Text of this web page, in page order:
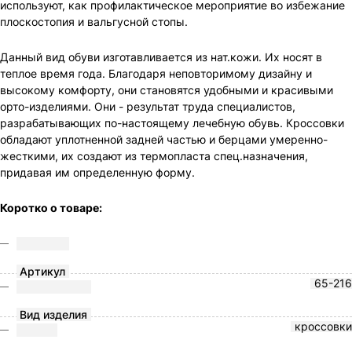
используют, как профилактическое мероприятие во избежание
плоскостопия и вальгусной стопы.
Данный вид обуви изготавливается из нат.кожи. Их носят в
теплое время года. Благодаря неповторимому дизайну и
высокому комфорту, они становятся удобными и красивыми
орто-изделиями. Они - результат труда специалистов,
разрабатывающих по-настоящему лечебную обувь. Кроссовки
обладают уплотненной задней частью и берцами умеренно-
жесткими, их создают из термопласта спец.назначения,
придавая им определенную форму.
Коротко о товаре:
Артикул
65-216
Вид изделия
кроссовки